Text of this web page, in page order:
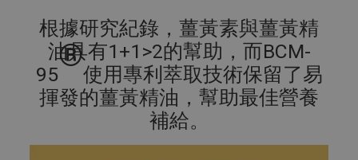
根據研究紀錄，薑黃素與薑黃精
油具有1+1>2的幫助，而BCM-
95
®
使用專利萃取技術保留了易
揮發的薑黃精油，幫助最佳營養
補給。